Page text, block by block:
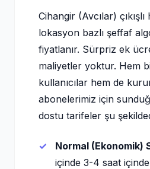
Cihangir (Avcılar)
lokasyon bazlı şeffaf
fiyatlanır. Sürpriz ek
maliyetler yoktur. Hem
kullanıcılar hem de
abonelerimiz için
dostu tarifeler şu
Normal (Ekonomik)
içinde 3-4 saat içinde